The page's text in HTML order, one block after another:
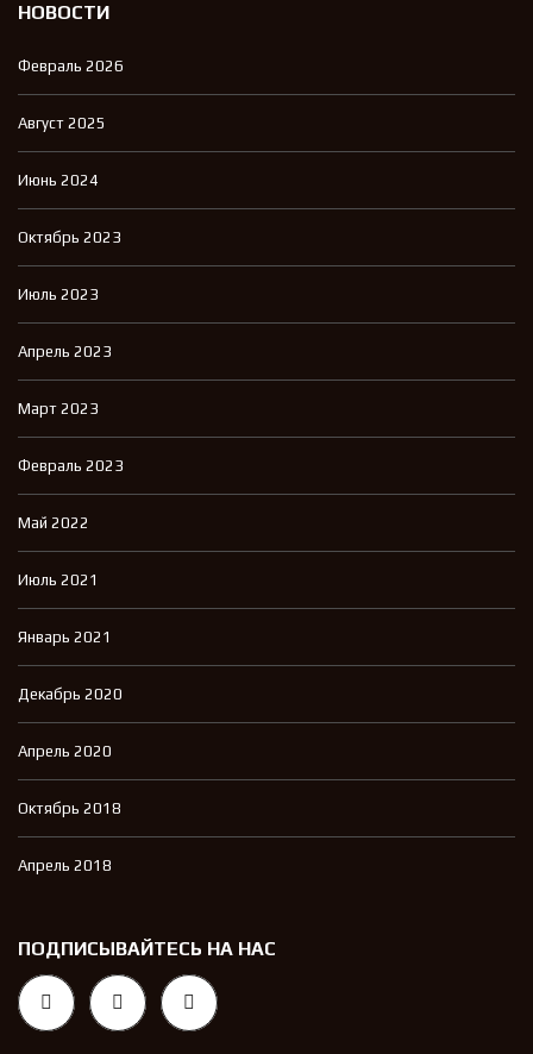
НОВОСТИ
Февраль 2026
Август 2025
Июнь 2024
Октябрь 2023
Июль 2023
Апрель 2023
Март 2023
Февраль 2023
Май 2022
Июль 2021
Январь 2021
Декабрь 2020
Апрель 2020
Октябрь 2018
Апрель 2018
ПОДПИСЫВАЙТЕСЬ НА НАС